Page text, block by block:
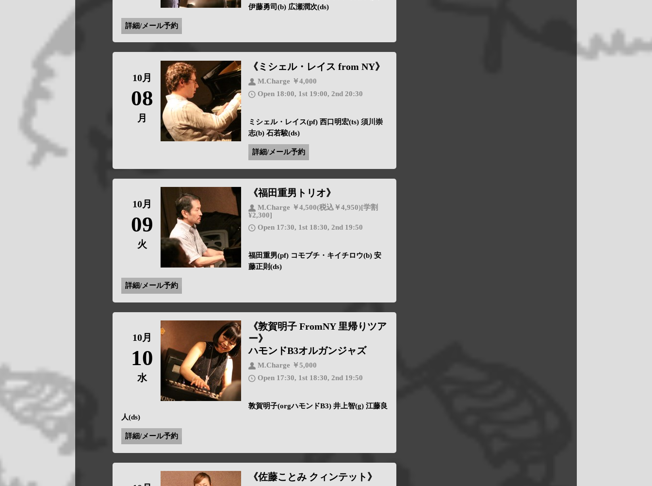
伊藤勇司(b) 広瀬潤次(ds)
詳細/メール予約
10月
08
月
《ミシェル・レイス from NY》
M.Charge ￥4,000
Open 18:00, 1st 19:00, 2nd 20:30
ミシェル・レイス(pf) 西口明宏(ts) 須川崇
志(b) 石若駿(ds)
詳細/メール予約
10月
09
火
《福田重男トリオ》
M.Charge ￥4,500(税込￥4,950)[学割
¥2,300]
Open 17:30, 1st 18:30, 2nd 19:50
福田重男(pf) コモブチ・キイチロウ(b) 安
藤正則(ds)
詳細/メール予約
10月
10
水
《敦賀明子 FromNY 里帰りツア
ー》
ハモンドB3オルガンジャズ
M.Charge ￥5,000
Open 17:30, 1st 18:30, 2nd 19:50
敦賀明子(orgハモンドB3) 井上智(g) 江藤良
人(ds)
詳細/メール予約
《佐藤ことみ クィンテット》